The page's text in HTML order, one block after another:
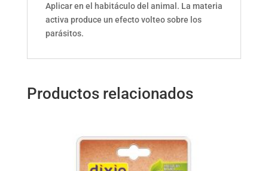
Aplicar en el habitáculo del animal. La materia
activa produce un efecto volteo sobre los
parásitos.
Productos relacionados